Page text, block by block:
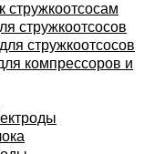
стружкоотсосов
стружкоотсосов
компрессоров и